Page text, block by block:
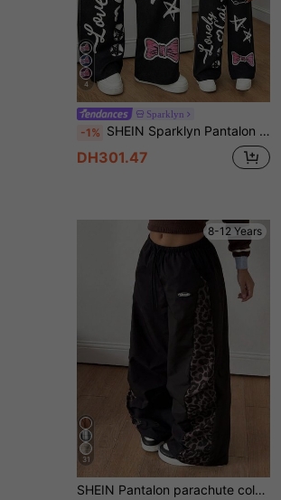
4
Sparklyn
-1% SHEIN Sparklyn Pantalon ample à taille élastique et imprimé pour préadolescentes, convient pour la rue et le port quotidien, printemps/automne
DH301.47
8-12 Years
31
SHEIN Pantalon parachute color-block streetwear pour concert printemps et été, pour fille pré-ado